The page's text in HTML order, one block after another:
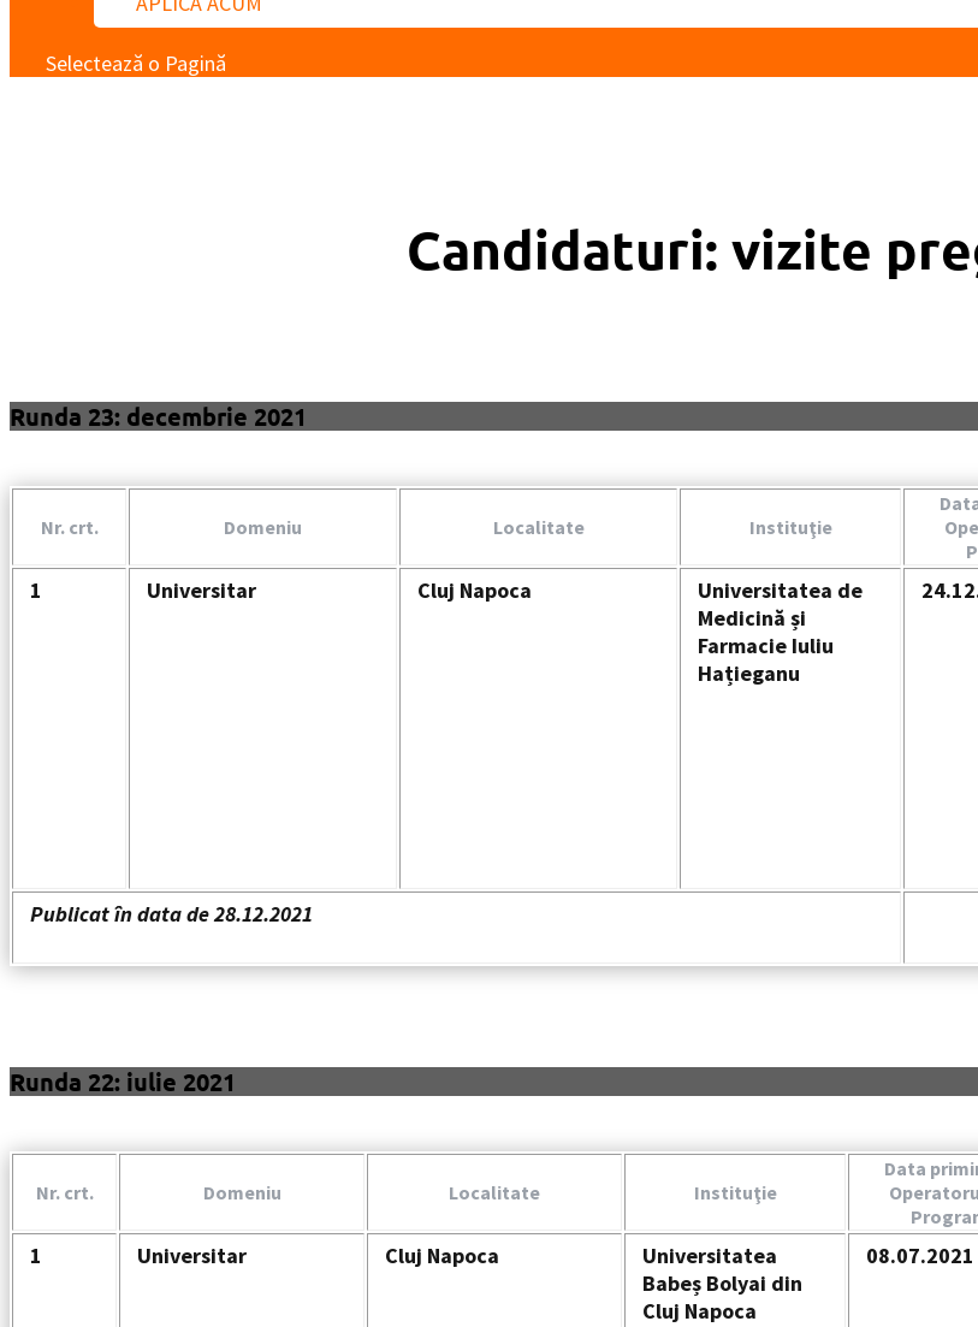
Selectează o Pagină
Candidaturi: vizite
Runda 23: decembrie 2021
Nr. crt. Domeniu Localitate Instituţie
1 Universitar Cluj Napoca
Universitatea de
Medicină și
Farmacie Iuliu
Hațieganu
Publicat în data de 28.12.2021
Runda 22: iulie 2021
Nr. crt. Domeniu Localitate Instituţie
Data
1 Universitar Cluj Napoca
Universitatea
Babeș Bolyai din
Cluj Napoca
08.07.2021